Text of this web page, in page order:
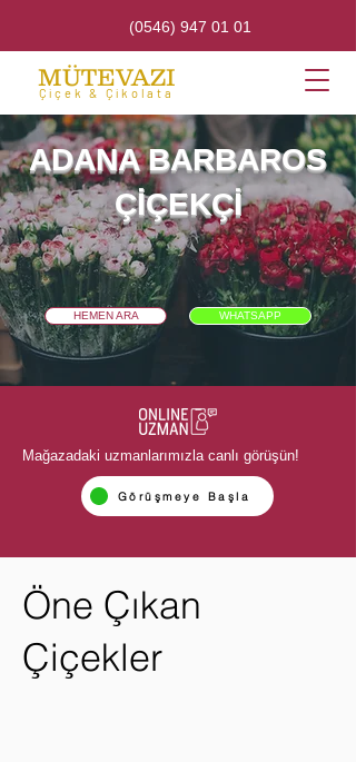
(0546) 947 01 01
MÜTEVAZI
Çiçek & Çikolata
ADANA BARBAROS
ÇİÇEKÇİ
HEMEN ARA WHATSAPP
Mağazadaki uzmanlarımızla canlı görüşün!
Görüşmeye Başla
Öne Çıkan
Çiçekler